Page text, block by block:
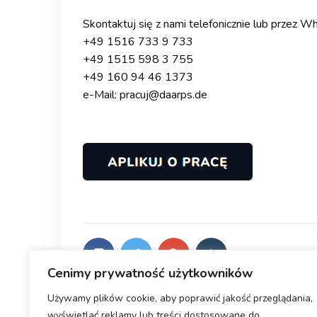
Cenimy prywatność użytkowników
Używamy plików cookie, aby poprawić jakość przeglądania,
Skontaktuj się z nami telefonicznie lub przez
+49 1516 733 9 733
+49 1515 598 3 755
+49 160 94 46 1373
e-Mail: pracuj@daarps.de